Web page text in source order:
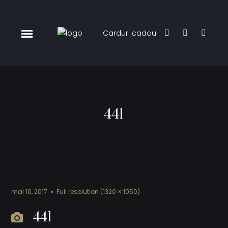
Carduri cadou
441
mai 10, 2017 Full resolution (1320 × 1050)
441